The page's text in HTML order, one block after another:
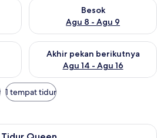
malam ini Agu 7 - Agu 8
Besok
Agu 8 - Agu 9
Periksa ketersediaan untuk
akhir pekan ini Agu 7 - Agu 9
Akhir pekan berikutnya
Agu 14 - Agu 16
Periksa ketersediaan untuk
1 tempat tidur
Kamar Single, 2 Tempat Tidur